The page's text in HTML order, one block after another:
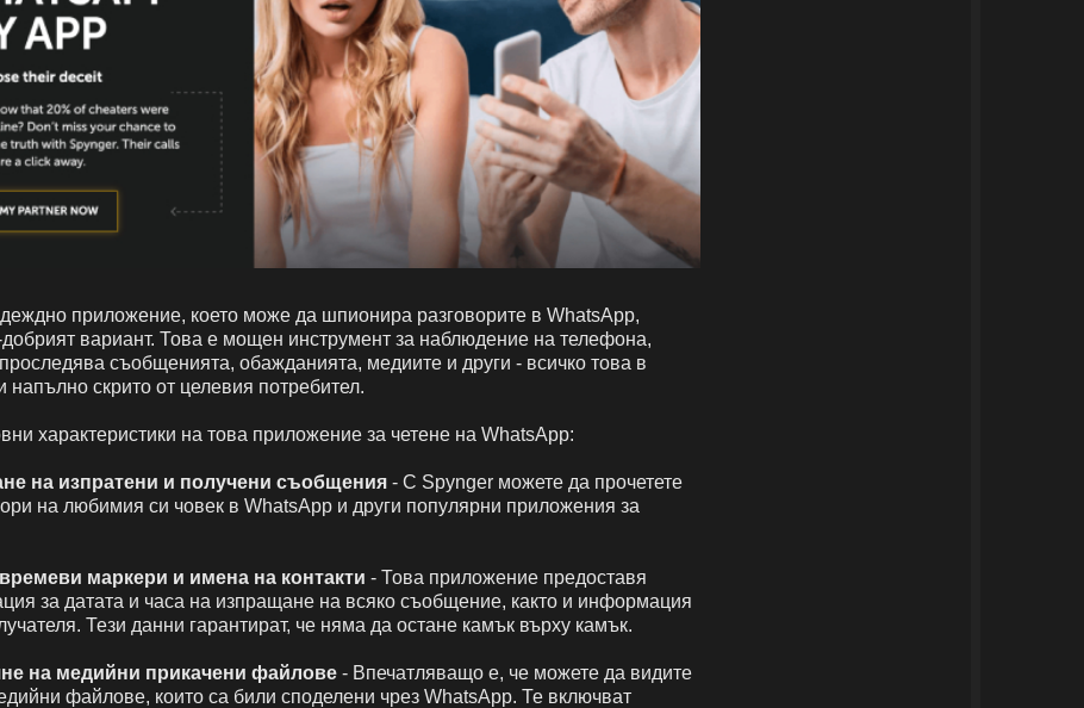
приложение, което може да шпионира разговорите в WhatsApp,
вариант. Това е мощен инструмент за наблюдение на телефона,
съобщенията, обажданията, медиите и други - всичко това в
напълно скрито от целевия потребител.
характеристики на това приложение за четене на WhatsApp:
на изпратени и получени съобщения - С Spynger можете да прочетете
на любимия си човек в WhatsApp и други популярни приложения за
маркери и имена на контакти - Това приложение предоставя
за датата и часа на изпращане на всяко съобщение, както и информация
Тези данни гарантират, че няма да остане камък върху камък.
на медийни прикачени файлове - Впечатляващо е, че можете да видите
файлове, които са били споделени чрез WhatsApp. Те включват